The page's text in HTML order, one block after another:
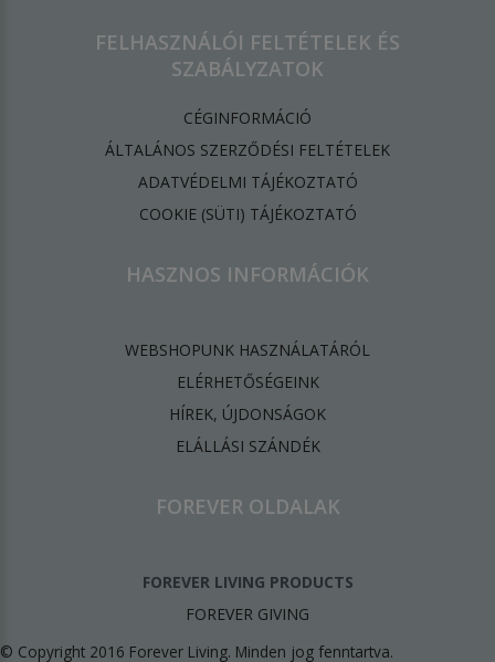
FELHASZNÁLÓI FELTÉTELEK ÉS
SZABÁLYZATOK
CÉGINFORMÁCIÓ
ÁLTALÁNOS SZERZŐDÉSI FELTÉTELEK
ADATVÉDELMI TÁJÉKOZTATÓ
​COOKIE (SÜTI) TÁJÉKOZTATÓ
HASZNOS INFORMÁCIÓK
WEBSHOPUNK HASZNÁLATÁRÓL
ELÉRHETŐSÉGEINK
HÍREK, ÚJDONSÁGOK
ELÁLLÁSI SZÁNDÉK
FOREVER OLDALAK
FOREVER LIVING PRODUCTS
FOREVER GIVING
© Copyright 2016 Forever Living. Minden jog fenntartva.